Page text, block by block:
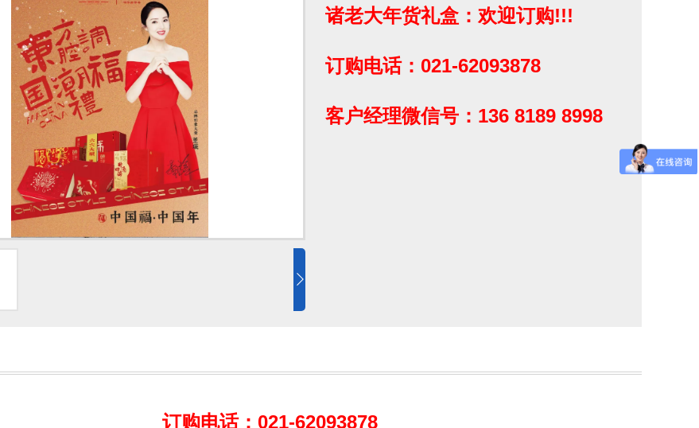
诸老大年货礼盒：欢迎订购!!!
订购电话：021-62093878
客户经理微信号：136 8189 8998
订购电话：021-62093878